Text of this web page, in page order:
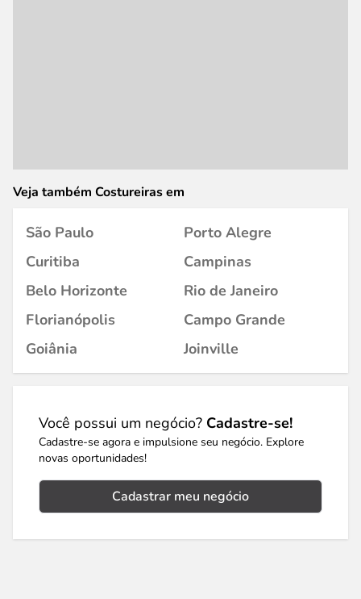
Veja também Costureiras em
São Paulo
Porto Alegre
Curitiba
Campinas
Belo Horizonte
Rio de Janeiro
Florianópolis
Campo Grande
Goiânia
Joinville
Você possui um negócio? Cadastre-se!
Cadastre-se agora e impulsione seu negócio. Explore
novas oportunidades!
Cadastrar meu negócio